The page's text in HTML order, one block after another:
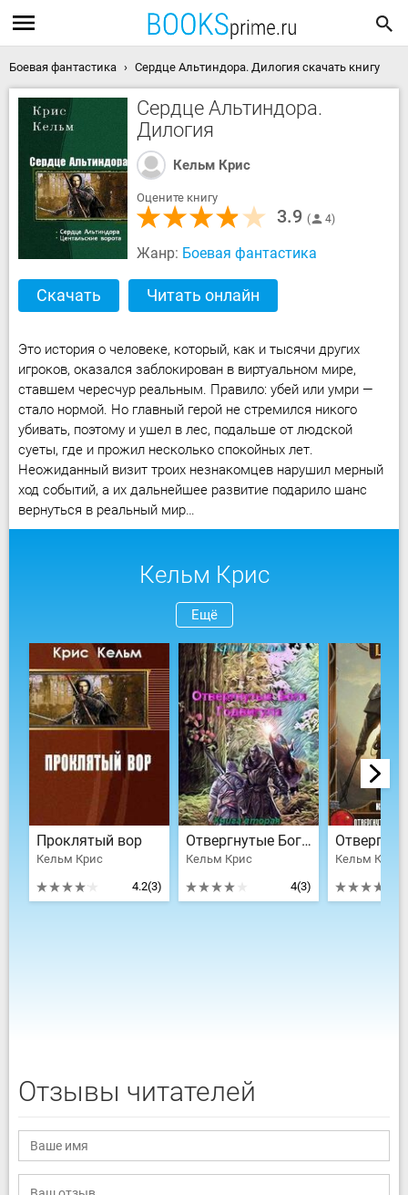
Боевая фантастика Сердце Альтиндора. Дилогия скачать книгу
Сердце Альтиндора.
Дилогия
Кельм Крис
Оцените книгу
3.9 4
Жанр: Боевая фантастика
Скачать Читать онлайн
Это история о человеке, который, как и тысячи других
игроков, оказался заблокирован в виртуальном мире,
ставшем чересчур реальным. Правило: убей или умри —
стало нормой. Но главный герой не стремился никого
убивать, поэтому и ушел в лес, подальше от людской
суеты, где и прожил несколько спокойных лет.
Неожиданный визит троих незнакомцев нарушил мерный
ход событий, а их дальнейшее развитие подарило шанс
вернуться в реальный мир…
Кельм Крис
Ещё
Проклятый вор
Кельм Крис
4.2(3)
Отвергнутые Боги Годвигула. Книга вторая
Кельм Крис
4(3)
Кельм Крис
Отзывы читателей